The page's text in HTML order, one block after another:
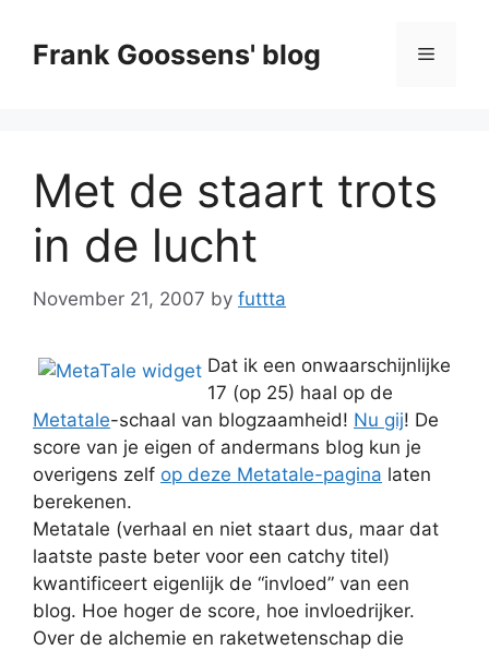
contentFrank Goossens' blog Menu
Met de staart trots
in de lucht
November 21, 2007 by futtta
Dat ik een onwaarschijnlijke
17 (op 25) haal op de
Metatale-schaal van blogzaamheid! Nu gij! De
score van je eigen of andermans blog kun je
overigens zelf op deze Metatale-pagina laten
berekenen.
Metatale (verhaal en niet staart dus, maar dat
laatste paste beter voor een catchy titel)
kwantificeert eigenlijk de “invloed” van een
blog. Hoe hoger de score, hoe invloedrijker.
Over de alchemie en raketwetenschap die